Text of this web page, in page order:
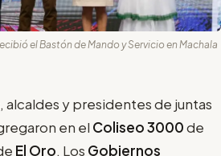
el Bastón de Mando y Servicio en Machala
alcaldes y presidentes de juntas
en el Coliseo 3000de
El Oro. Los Gobiernos